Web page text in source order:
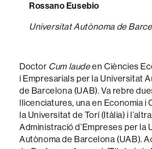
Rossano Eusebio
Universitat Autònoma de
Doctor Cum laudeen Ciències
i Empresarials per la Universitat
de Barcelona (UAB). Va rebre
llicenciatures, una en Economia i
la Universitat de Torí (Itàlia) i
Administració d’Empreses per la
Autònoma de Barcelona (UAB).